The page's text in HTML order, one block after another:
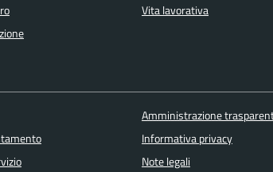
Vita lavorativa
Amministrazione
Informativa privacy
Note legali